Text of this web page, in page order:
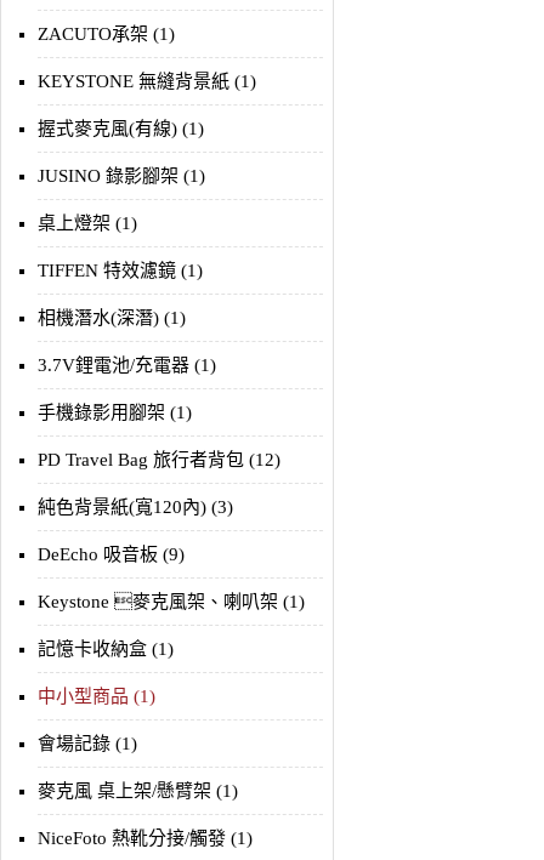
ZACUTO承架 (1)
KEYSTONE 無縫背景紙 (1)
握式麥克風(有線) (1)
JUSINO 錄影腳架 (1)
桌上燈架 (1)
TIFFEN 特效濾鏡 (1)
相機潛水(深潛) (1)
3.7V鋰電池/充電器 (1)
手機錄影用腳架 (1)
PD Travel Bag 旅行者背包 (12)
純色背景紙(寬120內) (3)
DeEcho 吸音板 (9)
Keystone 麥克風架、喇叭架 (1)
記憶卡收納盒 (1)
中小型商品 (1)
會場記錄 (1)
麥克風 桌上架/懸臂架 (1)
NiceFoto 熱靴分接/觸發 (1)